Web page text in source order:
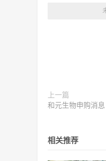
上一篇
和元生物申购消息
相关推荐